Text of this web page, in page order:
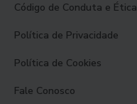
Código de Conduta e Ética
Política de Privacidade
Política de Cookies
Fale Conosco